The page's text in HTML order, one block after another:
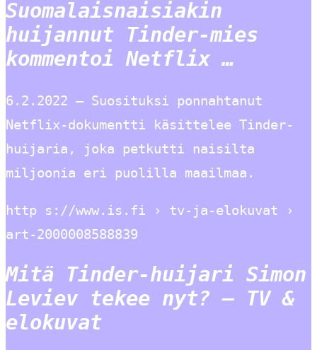
Suomalaisnaisiakin
huijannut Tinder-mies
kommentoi Netflix …
6.2.2022 — Suosituksi ponnahtanut
Netflix-dokumentti käsittelee Tinder-
huijaria, joka petkutti naisilta
miljoonia eri puolilla maailmaa.
http s://www.is.fi › tv-ja-elokuvat ›
art-2000008588839
Mitä Tinder-huijari Simon
Leviev tekee nyt? – TV &
elokuvat